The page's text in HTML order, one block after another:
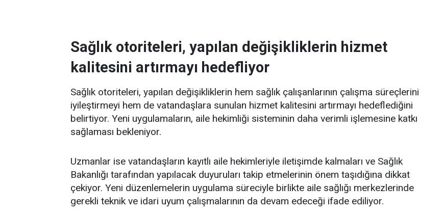
Sağlık otoriteleri, yapılan değişikliklerin hizmet
kalitesini artırmayı hedefliyor
Sağlık otoriteleri, yapılan değişikliklerin hem sağlık çalışanlarının çalışma süreçlerini
iyileştirmeyi hem de vatandaşlara sunulan hizmet kalitesini artırmayı hedeflediğini
belirtiyor. Yeni uygulamaların, aile hekimliği sisteminin daha verimli işlemesine katkı
sağlaması bekleniyor.
Uzmanlar ise vatandaşların kayıtlı aile hekimleriyle iletişimde kalmaları ve Sağlık
Bakanlığı tarafından yapılacak duyuruları takip etmelerinin önem taşıdığına dikkat
çekiyor. Yeni düzenlemelerin uygulama süreciyle birlikte aile sağlığı merkezlerinde
gerekli teknik ve idari uyum çalışmalarının da devam edeceği ifade ediliyor.